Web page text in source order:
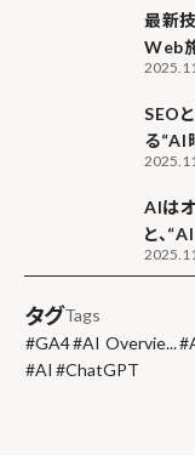
最新
Web
SEO
る“AI
AIは
と、
タグTags
#GA4#AI Overvie...#
#AI #ChatGPT